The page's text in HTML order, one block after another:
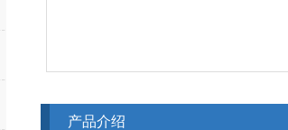
产品介绍